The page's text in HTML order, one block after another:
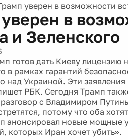
уверен в возможности
в
и Зеленского
готов дать Киеву лицензию
в рамках гарантий
над Украиной. Эти
РБК. Сегодня Трамп
с Владимиром
потому что оба
анонсировал новые мощные
которых Иран хочет убить».